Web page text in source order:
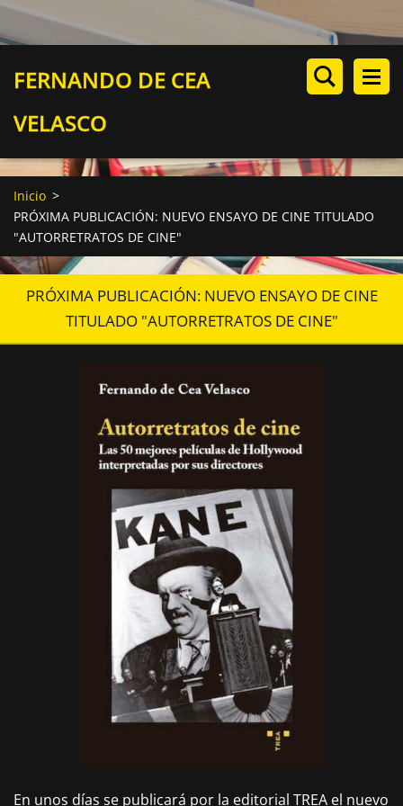
FERNANDO DE CEA
VELASCO
Inicio >
PRÓXIMA PUBLICACIÓN: NUEVO ENSAYO DE CINE TITULADO
"AUTORRETRATOS DE CINE"
PRÓXIMA PUBLICACIÓN: NUEVO ENSAYO DE CINE
TITULADO "AUTORRETRATOS DE CINE"
En unos días se publicará por la editorial TREA el nuevo